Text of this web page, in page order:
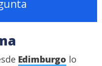
Edimburgo lo